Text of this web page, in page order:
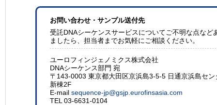
お問い合わせ・サンプル送付先
受託DNAシーケンスサービスについてご不明な点など
ましたら、担当者までお気軽にご相談ください。
ユーロフィンジェノミクス株式会社
DNAシーケンス部門 宛
〒143-0003 東京都大田区京浜島3-5-5 日通京浜島セン
新棟2F
E-mailsequence-jp@gsjp.eurofinsasia.com
TEL 03-6631-0104